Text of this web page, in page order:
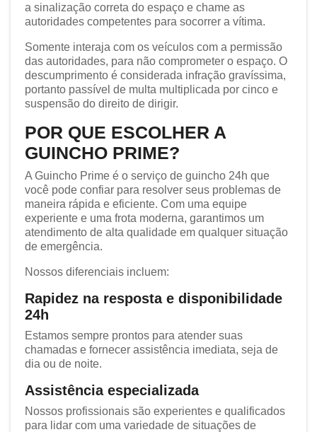
a sinalização correta do espaço e chame as
autoridades competentes para socorrer a vítima.
Somente interaja com os veículos com a permissão
das autoridades, para não comprometer o espaço. O
descumprimento é considerada infração gravíssima,
portanto passível de multa multiplicada por cinco e
suspensão do direito de dirigir.
POR QUE ESCOLHER A
GUINCHO PRIME?
A Guincho Prime é o serviço de guincho 24h que
você pode confiar para resolver seus problemas de
maneira rápida e eficiente. Com uma equipe
experiente e uma frota moderna, garantimos um
atendimento de alta qualidade em qualquer situação
de emergência.
Nossos diferenciais incluem:
Rapidez na resposta e disponibilidade
24h
Estamos sempre prontos para atender suas
chamadas e fornecer assistência imediata, seja de
dia ou de noite.
Assistência especializada
Nossos profissionais são experientes e qualificados
para lidar com uma variedade de situações de